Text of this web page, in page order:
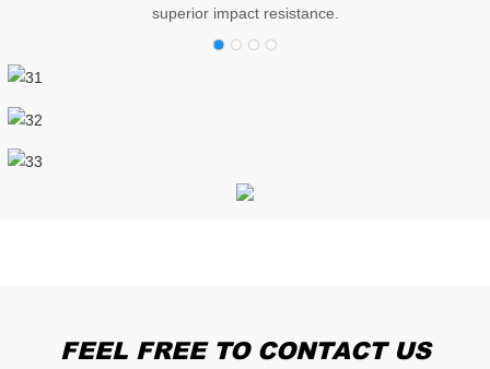
superior impact resistance.
FEEL FREE TO CONTACT US